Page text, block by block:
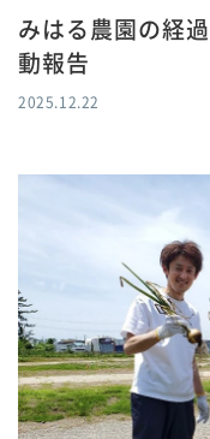
みはる農園の経
動報告
2025.12.22